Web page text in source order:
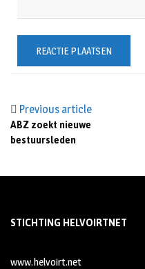
Previous article
ABZ zoekt nieuwe
bestuursleden
STICHTING HELVOIRTNET
www.helvoirt.net